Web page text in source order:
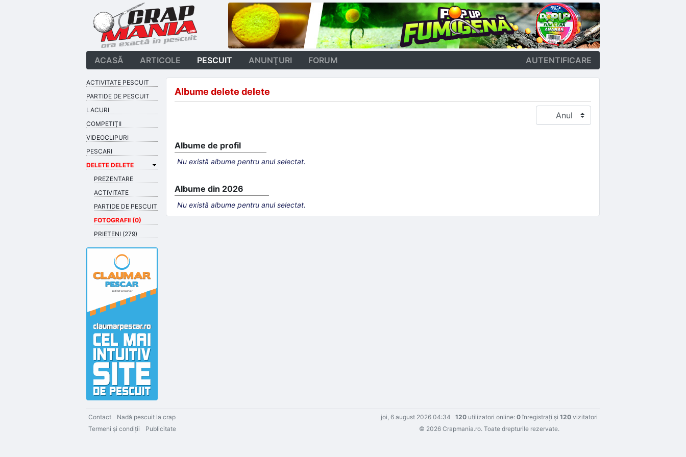
ACASĂ ARTICOLE PESCUIT ANUNŢURI FORUM AUTENTIFICARE
Albume delete delete
Albume de profil
Nu există albume pentru anul selectat.
Albume din 2026
Nu există albume pentru anul selectat.
ACTIVITATE PESCUIT
PARTIDE DE PESCUIT
LACURI
COMPETIŢII
VIDEOCLIPURI
PESCARI
DELETE DELETE
PREZENTARE
ACTIVITATE
PARTIDE DE PESCUIT
FOTOGRAFII (0)
PRIETENI (279)
Contact
Nadă pescuit la crap
Termeni şi condiţii
Publicitate
joi, 6 august 2026 04:34 120 utilizatori online: 0 înregistraţi şi 120 vizitatori
© 2026 Crapmania.ro. Toate drepturile rezervate.